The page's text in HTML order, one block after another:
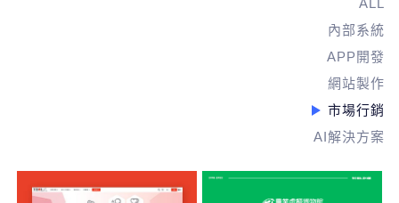
ALL
內部系統
APP開發
網站製作
市場行銷
AI解決方案